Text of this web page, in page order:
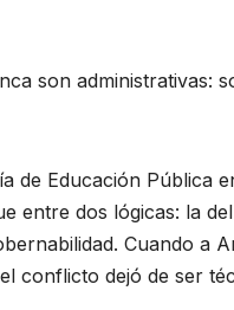
son administrativas:
de Educación Pública
entre dos lógicas: la
Cuando a
conflicto dejó de ser